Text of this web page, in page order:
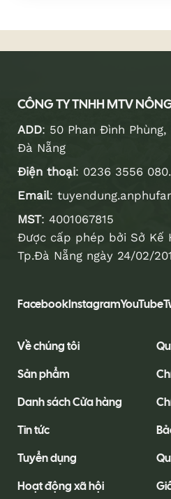
CÔNG TY TNHH MTV
ADD: 50 Phan Đình Phùng,
Đà Nẵng
Điện thoại: 0236 3556 080.
Email:
MST: 4001067815
Được cấp phép bởi Sở Kế
Tp.Đà Nẵng ngày 24/02/
FacebookInstagramYouTube
Về chúng tôi
Sản phẩm
Danh sách Cửa hàng
Tin tức
Tuyển dụng
Hoạt động xã hội